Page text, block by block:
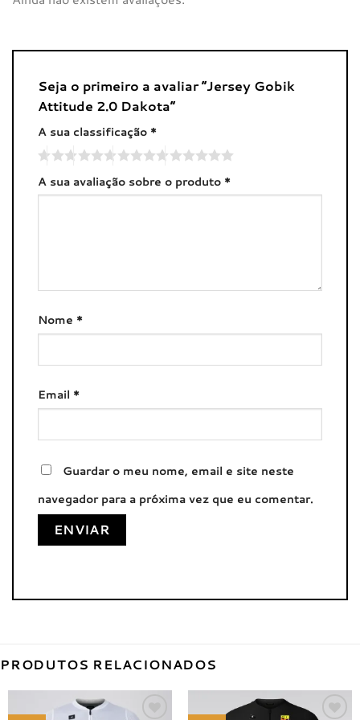
Seja o primeiro a avaliar “Jersey Gobik
Attitude 2.0 Dakota”
A sua classificação *
A sua avaliação sobre o produto *
Nome *
Email *
Guardar o meu nome, email e site neste
navegador para a próxima vez que eu comentar.
PRODUTOS RELACIONADOS